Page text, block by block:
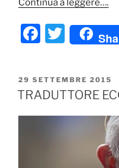
Continua a leggere….
F
c
e
b
T
w
itt
er
PUBBLICATO
IL
29 SETTEMBRE 2015
TRADUTTORE